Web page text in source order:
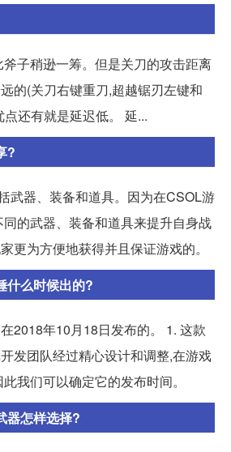
子稍逊一筹。但是关刀的攻击距离
的(关刀右键重刀,超越锯刃左键和
还有就是延迟低。 延...
?
武器、装备和道具。因为在CSOL游
的武器、装备和道具来提升自身战
更为方便地获得并且保证游戏的。
什么时候出的?
2018年10月18日发布的。 1. 这款
发团队经过精心设计和调整,在游戏
我们可以确定它的发布时间。
器怎样选择?